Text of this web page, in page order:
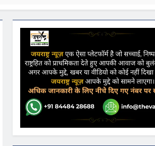
की आशंका
कहा- कार्यक्रम से सरकार का कोई संबंध नहीं